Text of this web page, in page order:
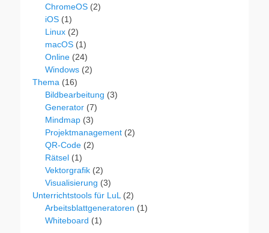
ChromeOS (2)
iOS (1)
Linux (2)
macOS (1)
Online (24)
Windows (2)
Thema (16)
Bildbearbeitung (3)
Generator (7)
Mindmap (3)
Projektmanagement (2)
QR-Code (2)
Rätsel (1)
Vektorgrafik (2)
Visualisierung (3)
Unterrichtstools für LuL (2)
Arbeitsblattgeneratoren (1)
Whiteboard (1)